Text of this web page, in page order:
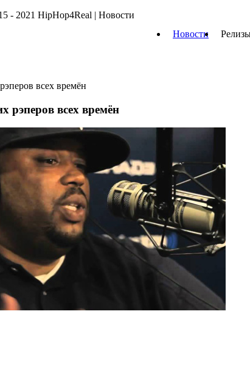
Новости
всех времён
рэперов всех времён
- 2021 HipHop4Real | Новости